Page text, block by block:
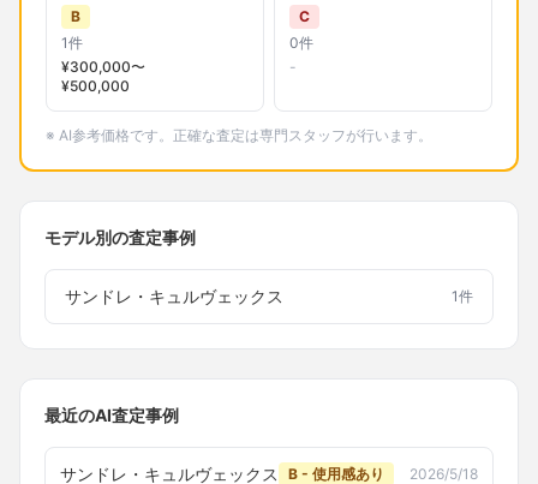
B
1件
¥300,000〜
¥500,000
C
0件
-
※ AI参考価格です。正確な査定は専門スタッフが行います。
モデル別の査定事例
サンドレ・キュルヴェックス 1件
最近のAI査定事例
サンドレ・キュルヴェックス B - 使用感あり 2026/5/18